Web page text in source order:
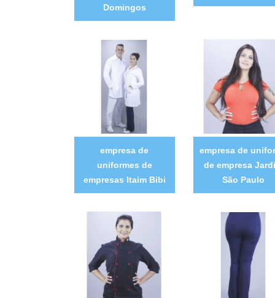
Domingos
empresa de
uniformes de
empresas Itaim Bibi
empresa de
de empresa
São Paulo